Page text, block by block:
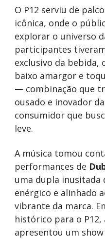
O P12 serviu de
icônica, onde o
explorar o universo
participantes
exclusivo da bebida,
baixo amargor e
— combinação que
ousado e inovador
consumidor que
leve.
A música tomou
performances de
uma dupla inusitada
enérgico e alinhado
vibrante da marca.
histórico para o P12,
apresentou um